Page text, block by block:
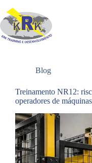
P
u
l
a
Blog
Treinamento NR12:
operadores de máquinas